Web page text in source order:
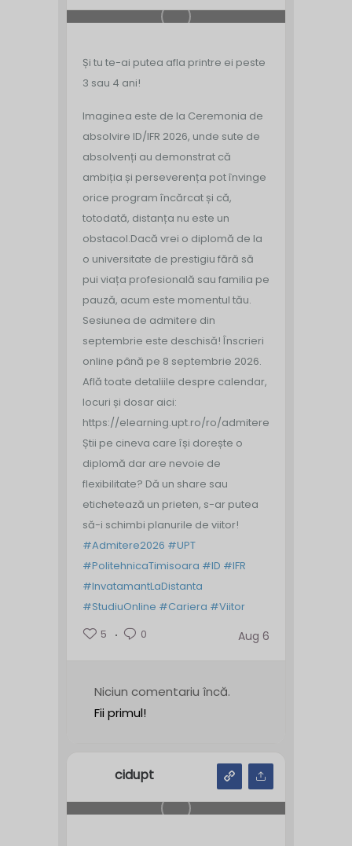
Și tu te-ai putea afla printre ei peste
3 sau 4 ani!
Imaginea este de la Ceremonia de
absolvire ID/IFR 2026, unde sute de
absolvenți au demonstrat că
ambiția și perseverența pot învinge
orice program încărcat și că,
totodată, distanța nu este un
obstacol.Dacă vrei o diplomă de la
o universitate de prestigiu fără să
pui viața profesională sau familia pe
pauză, acum este momentul tău.
Sesiunea de admitere din
septembrie este deschisă! Înscrieri
online până pe 8 septembrie 2026.
Află toate detaliile despre calendar,
locuri și dosar aici:
https://elearning.upt.ro/ro/admitere/
Știi pe cineva care își dorește o
diplomă dar are nevoie de
flexibilitate? Dă un share sau
etichetează un prieten, s-ar putea
să-i schimbi planurile de viitor!
#Admitere2026 #UPT
#PolitehnicaTimisoara #ID #IFR
#InvatamantLaDistanta
#StudiuOnline #Cariera #Viitor
5
0 Aug 6
Niciun comentariu încă.
Fii primul!
cidupt